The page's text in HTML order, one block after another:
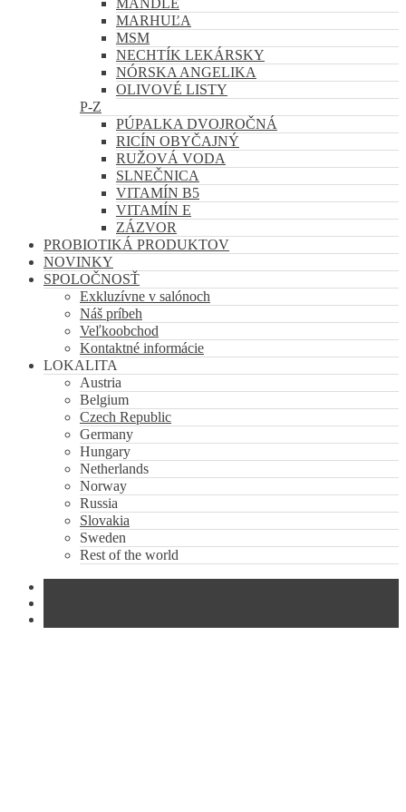
MANDLE
MARHUĽA
MSM
NECHTÍK LEKÁRSKY
NÓRSKA ANGELIKA
OLIVOVÉ LISTY
P-Z
PÚPALKA DVOJROČNÁ
RICÍN OBYČAJNÝ
RUŽOVÁ VODA
SLNEČNICA
VITAMÍN B5
VITAMÍN E
ZÁZVOR
PROBIOTIKÁ PRODUKTOV
NOVINKY
SPOLOČNOSŤ
Exkluzívne v salónoch
Náš príbeh
Veľkoobchod
Kontaktné informácie
LOKALITA
Austria
Belgium
Czech Republic
Germany
Hungary
Netherlands
Norway
Russia
Slovakia
Sweden
Rest of the world